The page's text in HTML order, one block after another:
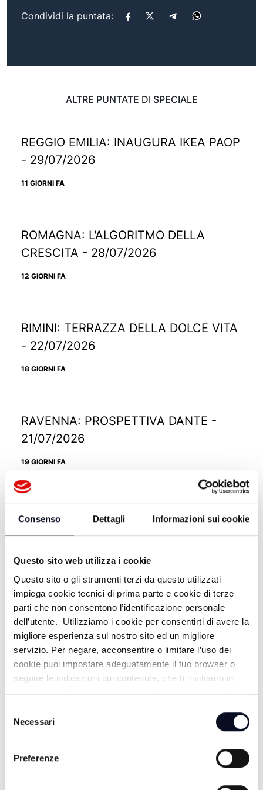
Consenso Dettagli Informazioni sui cookie
Questo sito web utilizza i cookie
Questo sito o gli strumenti terzi da questo utilizzati
impiega cookie tecnici di prima parte e cookie di terze
parti che non consentono l’identificazione personale
dell’utente. Utilizziamo i cookie per consentirti di avere la
migliore esperienza sul nostro sito ed un migliore
servizio. Per negare, acconsentire o limitare l’uso dei
cookie puoi impostare adeguatamente il tuo browser o
seguire le indicazioni qui contenute, che ti invitiamo in
ogni caso a leggere per maggiori informazioni in materia
delNecessari
Preferenze
Condividi la puntata:
ALTRE PUNTATE DI SPECIALE
REGGIO EMILIA: INAUGURA IKEA PAOP
- 29/07/2026
11 GIORNI FA
ROMAGNA: L'ALGORITMO DELLA
CRESCITA - 28/07/2026
12 GIORNI FA
RIMINI: TERRAZZA DELLA DOLCE VITA
- 22/07/2026
18 GIORNI FA
RAVENNA: PROSPETTIVA DANTE -
21/07/2026
19 GIORNI FA
RICCIONE: TRAMONTO DIVINO -
PUNTA MARINA: PUNTA ALL'ARTE -
18/07/2026
22 GIORNI FA
M. MARITTIMA: NUOVA CLUB HOUSE
- 16/07/2026